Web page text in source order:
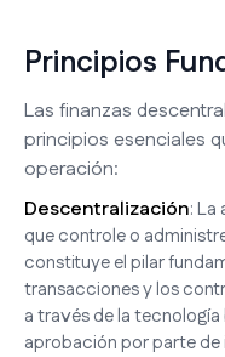
Principios
Las finanzas
principios esenciales
operación:
Descentralización: La
que controle o
constituye el pilar
transacciones y los
a través de la
aprobación por parte